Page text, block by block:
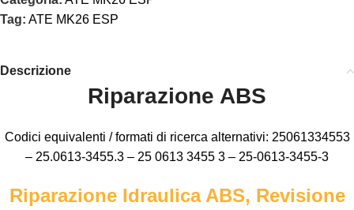
Tag: ATE MK26 ESP
Descrizione
Riparazione ABS
Codici equivalenti / formati di ricerca alternativi: 25061334553
– 25.0613-3455.3 – 25 0613 3455 3 – 25-0613-3455-3
Riparazione Idraulica ABS, Revisione